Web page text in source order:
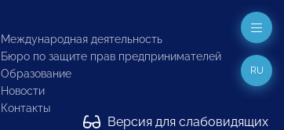
Международная деятельность
Бюро по защите прав предпринимателей
Образование
Новости
Контакты
Версия для слабовидящих
RU